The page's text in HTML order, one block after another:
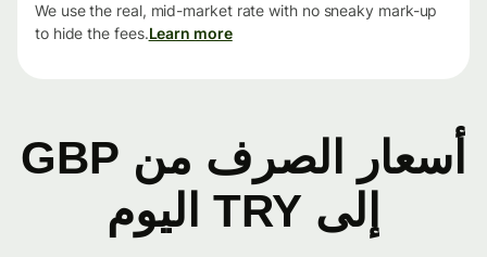
We use the real, mid-market rate with no sneaky mark-up
to hide the fees.Learn more
أسعار الصرف من GBP
إلى TRY اليوم